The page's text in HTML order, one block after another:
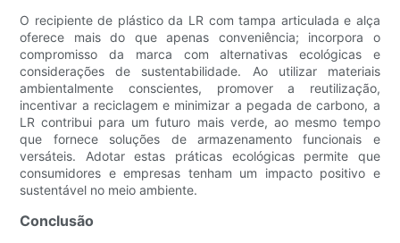
O recipiente de plástico da LR com tampa articulada e alça
oferece mais do que apenas conveniência; incorpora o
compromisso da marca com alternativas ecológicas e
considerações de sustentabilidade. Ao utilizar materiais
ambientalmente conscientes, promover a reutilização,
incentivar a reciclagem e minimizar a pegada de carbono, a
LR contribui para um futuro mais verde, ao mesmo tempo
que fornece soluções de armazenamento funcionais e
versáteis. Adotar estas práticas ecológicas permite que
consumidores e empresas tenham um impacto positivo e
sustentável no meio ambiente.
Conclusão